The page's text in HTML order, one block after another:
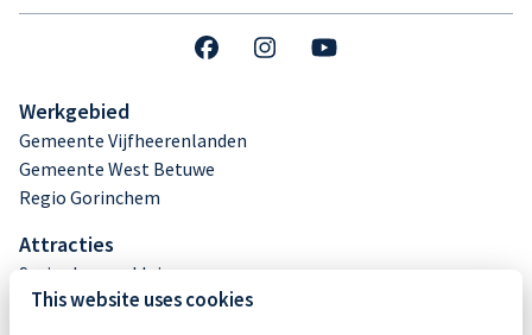
Werkgebied
Gemeente Vijfheerenlanden
Gemeente West Betuwe
Regio Gorinchem
Attracties
Springkussen klein
Springkussen middel
This website uses cookies